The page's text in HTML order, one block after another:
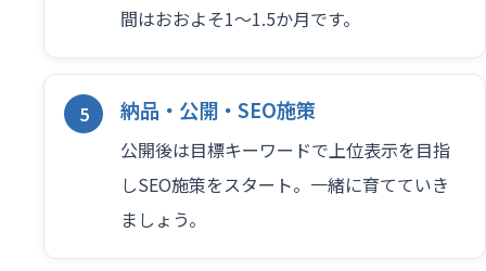
間はおおよそ1〜1.5か月です。
納品・公開・SEO施策
公開後は目標キーワードで上位表示を目指
しSEO施策をスタート。一緒に育てていき
ましょう。